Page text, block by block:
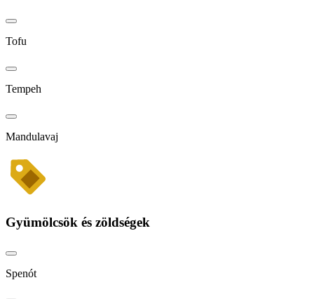
Tofu
Tempeh
Mandulavaj
Gyümölcsök és zöldségek
Spenót